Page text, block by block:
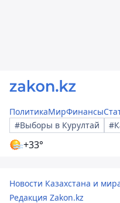
ПолитикаМирФинансы
#Выборы в Курултай
+33°
Новости Казахстана и
Редакция Zakon.kz